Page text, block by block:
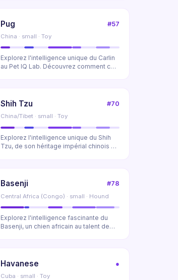
Pug #57
China · small · Toy
Explorez l'intelligence unique du Carlin
au Pet IQ Lab. Découvrez comment ce
Shih Tzu #70
China/Tibet · small · Toy
Explorez l'intelligence unique du Shih
Tzu, de son héritage impérial chinois à
Basenji #78
Central Africa (Congo) · small · Hound
Explorez l'intelligence fascinante du
Basenji, un chien africain au talent de
Havanese ●
Cuba · small · Toy